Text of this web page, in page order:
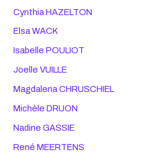
Cynthia HAZELTON
Elsa WACK
Isabelle POULIOT
Joelle VUILLE
Magdalena CHRUSCHIEL
Michèle DRUON
Nadine GASSIE
René MEERTENS